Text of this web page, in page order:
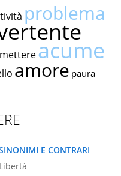
problema
acume
amore paura
E CONTRARI
Libertà